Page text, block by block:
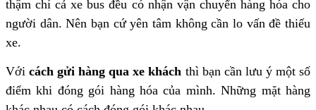
thậm chí cả xe bus đều có nhận vận chuyển hàng hóa cho
người dân. Nên bạn cứ yên tâm không cần lo vấn đề thiếu
xe.
Vớicách gửi hàng qua xe khách thì bạn cần lưu ý một số
điểm khi đóng gói hàng hóa của mình. Những mặt hàng